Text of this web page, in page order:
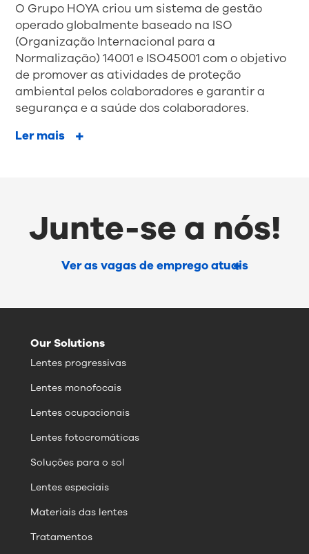
O Grupo HOYA criou um sistema de gestão
operado globalmente baseado na ISO
(Organização Internacional para a
Normalização) 14001 e ISO45001 com o objetivo
de promover as atividades de proteção
ambiental pelos colaboradores e garantir a
segurança e a saúde dos colaboradores.
Ler mais
Junte-se a nós!
Ver as vagas de emprego atuais
Our Solutions
Lentes progressivas
Lentes monofocais
Lentes ocupacionais
Lentes fotocromáticas
Soluções para o sol
Lentes especiais
Materiais das lentes
Tratamentos